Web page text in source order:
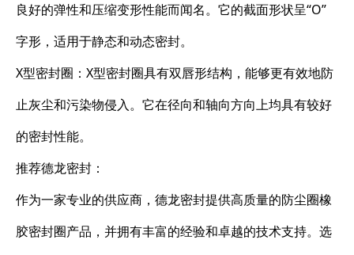
良好的弹性和压缩变形性能而闻名。它的截面形状呈“O”
字形，适用于静态和动态密封。
X型密封圈：X型密封圈具有双唇形结构，能够更有效地防
止灰尘和污染物侵入。它在径向和轴向方向上均具有较好
的密封性能。
推荐德龙密封：
作为一家专业的供应商，德龙密封提供高质量的防尘圈橡
胶密封圈产品，并拥有丰富的经验和卓越的技术支持。选